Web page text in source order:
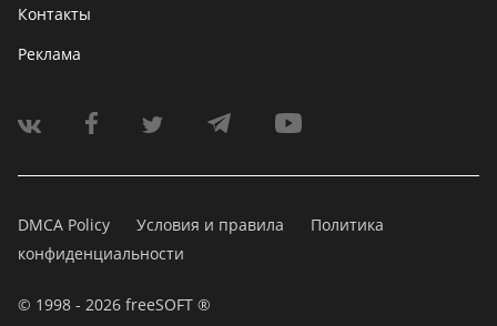
Контакты
Реклама
DMCA Policy Условия и правила
Политика
конфиденциальности
© 1998 - 2026 freeSOFT ®